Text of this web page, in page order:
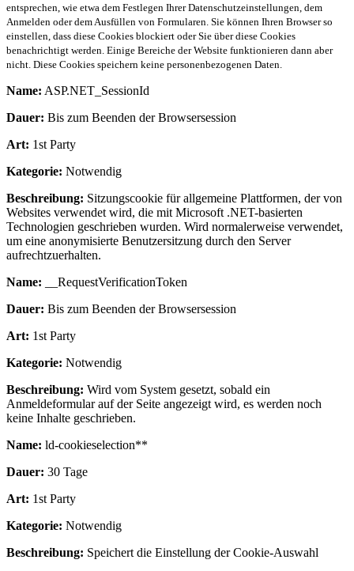
entsprechen, wie etwa dem Festlegen Ihrer Datenschutzeinstellungen, dem
Anmelden oder dem Ausfüllen von Formularen. Sie können Ihren Browser so
einstellen, dass diese Cookies blockiert oder Sie über diese Cookies
benachrichtigt werden. Einige Bereiche der Website funktionieren dann aber
nicht. Diese Cookies speichern keine personenbezogenen Daten.
Name: ASP.NET_SessionId
Dauer: Bis zum Beenden der Browsersession
Art: 1st Party
Kategorie: Notwendig
Beschreibung: Sitzungscookie für allgemeine Plattformen, der von
Websites verwendet wird, die mit Microsoft .NET-basierten
Technologien geschrieben wurden. Wird normalerweise verwendet,
um eine anonymisierte Benutzersitzung durch den Server
aufrechtzuerhalten.
Name: __RequestVerificationToken
Dauer: Bis zum Beenden der Browsersession
Art: 1st Party
Kategorie: Notwendig
Beschreibung: Wird vom System gesetzt, sobald ein
Anmeldeformular auf der Seite angezeigt wird, es werden noch
keine Inhalte geschrieben.
Name: ld-cookieselection**
Dauer: 30 Tage
Art: 1st Party
Kategorie: Notwendig
Beschreibung: Speichert die Einstellung der Cookie-Auswahl